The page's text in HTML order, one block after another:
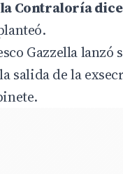
Contraloría dice
Gazzella lanzó
salida de la